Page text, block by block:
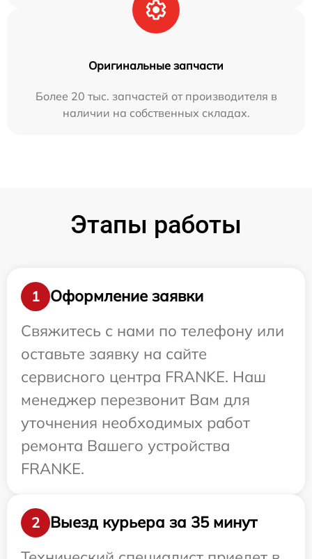
Оригинальные запчасти
Более 20 тыс. запчастей от производителя в
наличии на собственных складах.
Этапы работы
1
Оформление заявки
Свяжитесь с нами по телефону или
оставьте заявку на сайте
сервисного центра FRANKE. Наш
менеджер перезвонит Вам для
уточнения необходимых работ
ремонта Вашего устройства
FRANKE.
2
Выезд курьера за 35 минут